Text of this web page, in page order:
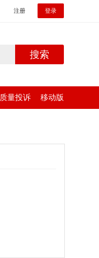
注册 登录
搜索
质量投诉 移动版